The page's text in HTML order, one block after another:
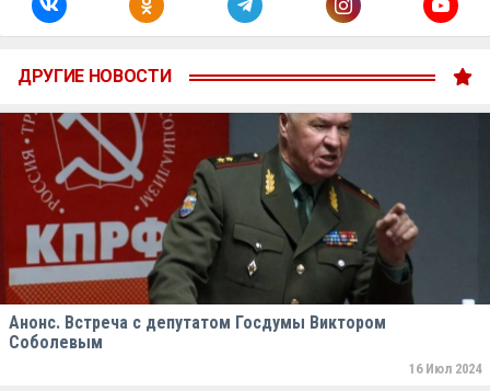
ДРУГИЕ НОВОСТИ
Анонс. Встреча с депутатом Госдумы Виктором
Соболевым
16 Июл 2024